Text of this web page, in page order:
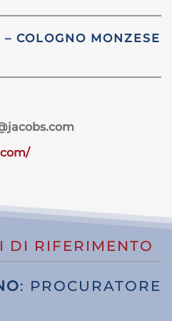
COLOGNO MONZESE
DI RIFERIMENTO
: PROCURATORE